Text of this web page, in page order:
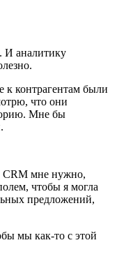
И аналитику
к контрагентам были
что они
Мне бы
мне нужно,
чтобы я могла
предложений,
мы как-то с этой